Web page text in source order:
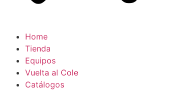
Home
Tienda
Equipos
Vuelta al Cole
Catálogos